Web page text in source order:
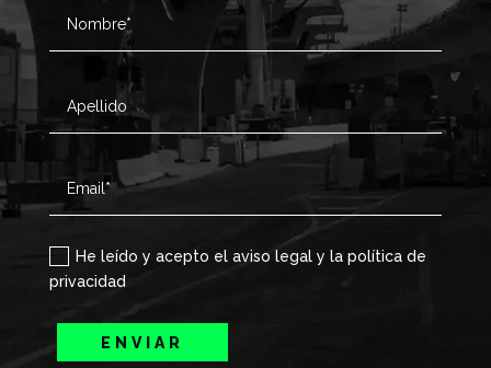
He leído y acepto el aviso legal y la política de
privacidad
ENVIAR